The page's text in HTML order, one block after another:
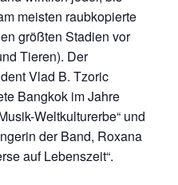
meisten raubkopierte
größten Stadien vor
Tieren). Der
Vlad B. Tzoric
Bangkok im Jahre
Weltkulturerbe“ und
der Band, Roxana
auf Lebenszeit“.